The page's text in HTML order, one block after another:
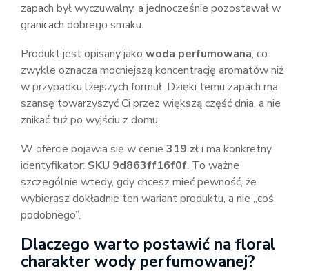
zapach był wyczuwalny, a jednocześnie pozostawał w
granicach dobrego smaku.
Produkt jest opisany jako woda perfumowana, co
zwykle oznacza mocniejszą koncentrację aromatów niż
w przypadku lżejszych formuł. Dzięki temu zapach ma
szansę towarzyszyć Ci przez większą część dnia, a nie
znikać tuż po wyjściu z domu.
W ofercie pojawia się w cenie 319 złi ma konkretny
identyfikator: SKU 9d863ff16f0f. To ważne
szczególnie wtedy, gdy chcesz mieć pewność, że
wybierasz dokładnie ten wariant produktu, a nie „coś
podobnego”.
Dlaczego warto postawić na floral
charakter wody perfumowanej?